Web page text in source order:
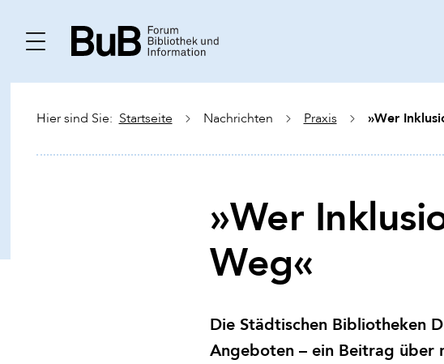
Hier sind Sie: Startseite Nachrichten Praxis »Wer
»Wer
Weg«
Die Städtischen Bibliotheken
Angeboten – ein Beitrag über